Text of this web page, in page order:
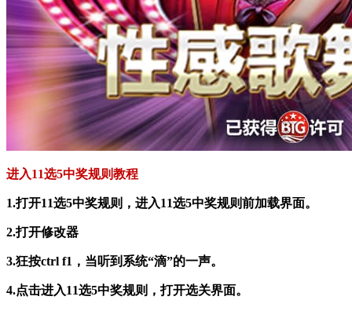
进入11选5中奖规则教程
1.打开11选5中奖规则，进入11选5中奖规则前加载界面。
2.打开修改器
3.狂按ctrl f1，当听到系统“滴”的一声。
4.点击进入11选5中奖规则，打开选关界面。